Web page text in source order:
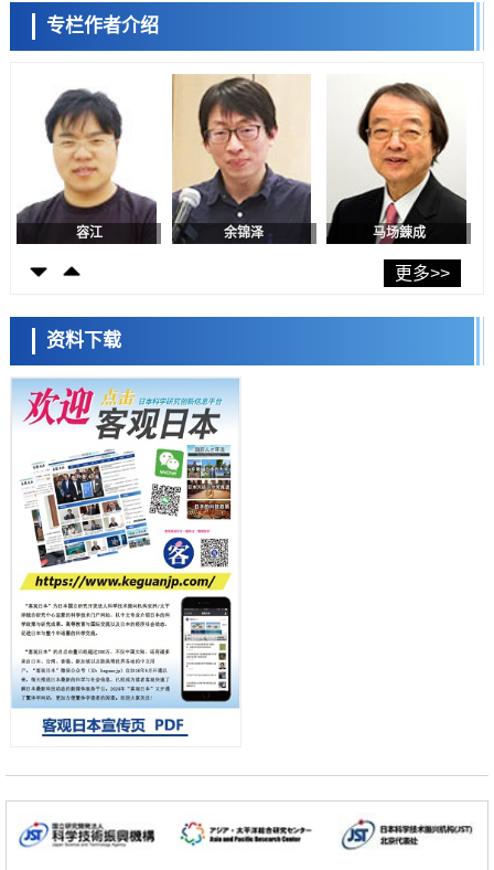
政策
日本修订首都直下型地震紧急对策：目标为死亡人数至少减半，重点强
化火灾防控
福井大学发现细胞记忆过往并抑制反应的机制，阐明即便DNA相同反应
迥异之谜
科学研究
神户大学确认口服癌症疫苗B440单药给药的安全性，在转移性尿路上皮
癌患者中开展临床试验
日本发布《令和8年版科学技术与创新白皮书》，解读第七期基本计划
首年度政策方向
科学研究
东京大学发现可诱导细胞死亡的新型信使物质
东京都健康长寿医疗中心跨器官揭示衰老过程中的糖链变化
科学研究
产总研无需石油利用松脂制备石墨前驱体，可作为电池电极材料
科学研究
东京大学和海上保安厅等发现南海海槽沿线板块边界锁定状态存在区域
差异
政策
日本第2次医疗研究开发调整费，根据一线实际情况和需求分配99.3亿
日元
科学研究
千叶大学鉴定出导致难治性疾病“肺高血压症”恶化的蛋白质“MYL9/12”，
会引发血管结构恶化
科学研究
京都大学高效生成光的构成单元“光子”，可应用于量子计算机
科学研究
开发出300亿年仅误差1秒的光晶格钟，构建网络将其打造为下一代社会
基础设施
经济・社会
科学研究
专栏作者介绍
陈小牧 李鸥 安宁
容江 余锦泽 马场錬成
日本科学未来馆 科学交
流员
小岩井忠道 泷川 进
更多>>
资料下载